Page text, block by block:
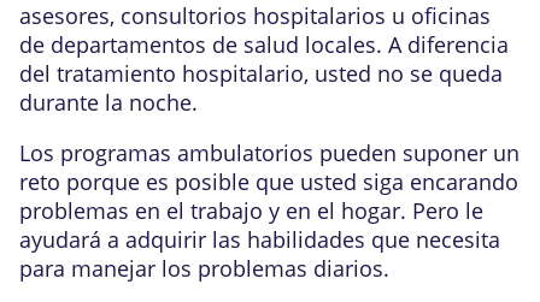
asesores, consultorios hospitalarios u oficinas
de departamentos de salud locales. A diferencia
del tratamiento hospitalario, usted no se queda
durante la noche.
Los programas ambulatorios pueden suponer un
reto porque es posible que usted siga encarando
problemas en el trabajo y en el hogar. Pero le
ayudará a adquirir las habilidades que necesita
para manejar los problemas diarios.